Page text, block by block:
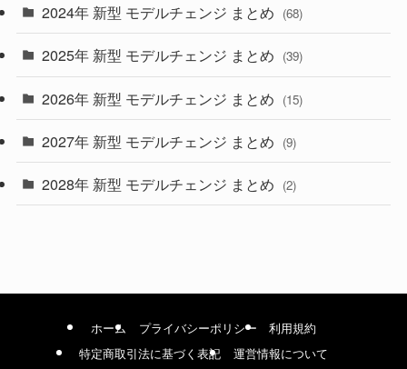
(4)
(9)
(4)
(1)
2024年 新型 モデルチェンジ まとめ (68)
2025年 新型 モデルチェンジ まとめ (39)
2026年 新型 モデルチェンジ まとめ (15)
2027年 新型 モデルチェンジ まとめ (9)
2028年 新型 モデルチェンジ まとめ (2)
ホーム プライバシーポリシー
利用規約
特定商取引法に基づく表記
運営情報について